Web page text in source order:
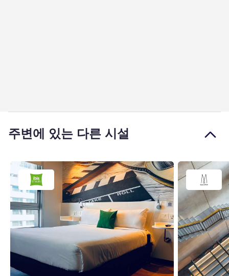
주변에 있는 다른 시설